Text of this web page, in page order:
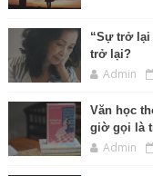
“Sự trở lại
trở lại?
Admin
Văn học
giờ gọi là
Admin